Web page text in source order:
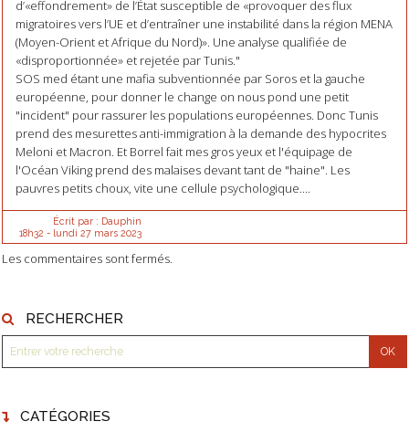
RECHERCHER
CATÉGORIES
d’«effondrement» de l’État susceptible de «provoquer des flux
migratoires vers l’UE et d’entraîner une instabilité dans la région MENA
(Moyen-Orient et Afrique du Nord)». Une analyse qualifiée de
«disproportionnée» et rejetée par Tunis."
SOS med étant une mafia subventionnée par Soros et la gauche
européenne, pour donner le change on nous pond une petit
"incident" pour rassurer les populations européennes. Donc Tunis
prend des mesurettes anti-immigration à la demande des hypocrites
Meloni et Macron. Et Borrel fait mes gros yeux et l'équipage de
l'Océan Viking prend des malaises devant tant de "haine". Les
pauvres petits choux, vite une cellule psychologique....
Écrit par : Dauphin
18h32 - lundi 27 mars 2023
Les commentaires sont fermés.